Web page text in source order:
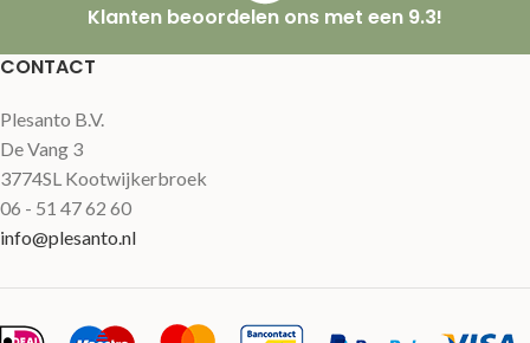
Klanten beoordelen ons met een 9.3!
CONTACT
Plesanto B.V.
De Vang 3
3774SL Kootwijkerbroek
06 - 51 47 62 60
info@plesanto.nl